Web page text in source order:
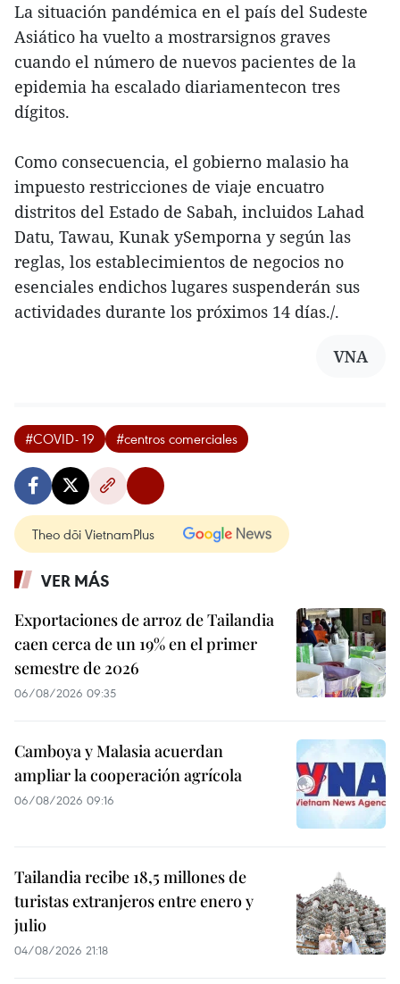
La situación pandémica en el país del Sudeste
Asiático ha vuelto a mostrarsignos graves
cuando el número de nuevos pacientes de la
epidemia ha escalado diariamentecon tres
dígitos.
Como consecuencia, el gobierno malasio ha
impuesto restricciones de viaje encuatro
distritos del Estado de Sabah, incluidos Lahad
Datu, Tawau, Kunak ySemporna y según las
reglas, los establecimientos de negocios no
esenciales endichos lugares suspenderán sus
actividades durante los próximos 14 días./.
VNA
#COVID- 19 #centros comerciales
Theo dõi VietnamPlus
VER MÁS
Exportaciones de arroz de Tailandia
caen cerca de un 19% en el primer
semestre de 2026
06/08/2026 09:35
Camboya y Malasia acuerdan
ampliar la cooperación agrícola
06/08/2026 09:16
Tailandia recibe 18,5 millones de
turistas extranjeros entre enero y
julio
04/08/2026 21:18